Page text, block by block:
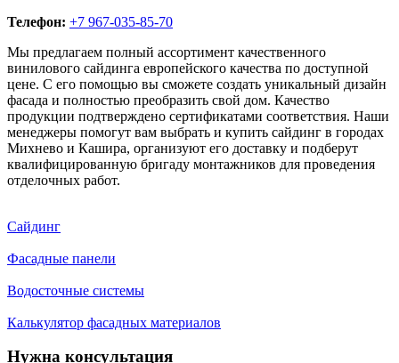
Телефон: +7 967-035-85-70
Мы предлагаем полный ассортимент качественного
винилового сайдинга европейского качества по доступной
цене. С его помощью вы сможете создать уникальный дизайн
фасада и полностью преобразить свой дом. Качество
продукции подтверждено сертификатами соответствия. Наши
менеджеры помогут вам выбрать и купить сайдинг в городах
Михнево и Кашира, организуют его доставку и подберут
квалифицированную бригаду монтажников для проведения
отделочных работ.
Сайдинг
Фасадные панели
Водосточные системы
Калькулятор фасадных материалов
Нужна консультация